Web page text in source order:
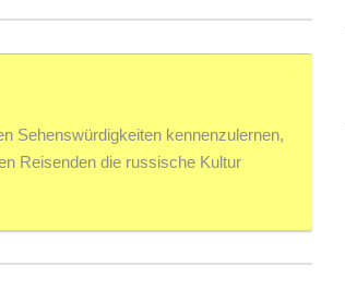
Sehenswürdigkeiten kennenzulernen,
Reisenden die russische Kultur